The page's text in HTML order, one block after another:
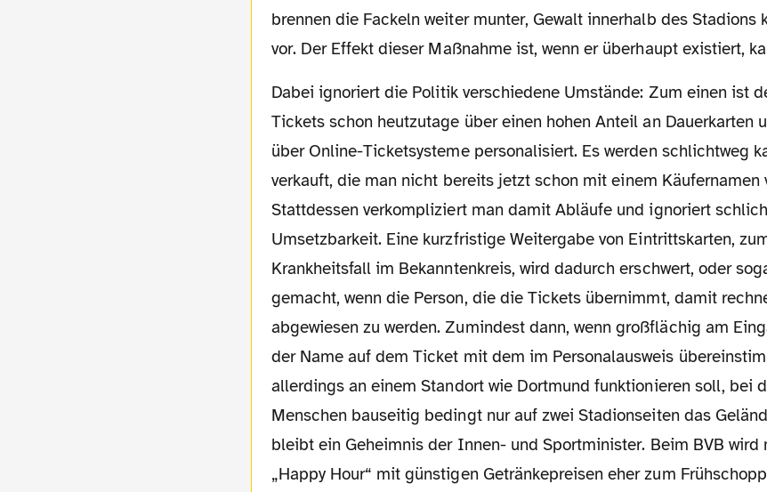
brennen die Fackeln weiter munter, Gewalt innerhalb des Stadions
vor. Der Effekt dieser Maßnahme ist, wenn er überhaupt existiert,
Dabei ignoriert die Politik verschiedene Umstände: Zum einen ist der Großteil der
Tickets schon heutzutage über einen hohen Anteil an Dauerkarten
über Online-Ticketsysteme personalisiert. Es werden schlichtweg
verkauft, die man nicht bereits jetzt schon mit einem Käufernamen
Stattdessen verkompliziert man damit Abläufe und ignoriert
Umsetzbarkeit. Eine kurzfristige Weitergabe von Eintrittskarten,
Krankheitsfall im Bekanntenkreis, wird dadurch erschwert, oder
gemacht, wenn die Person, die die Tickets übernimmt, damit
abgewiesen zu werden. Zumindest dann, wenn großflächig am
der Name auf dem Ticket mit dem im Personalausweis
allerdings an einem Standort wie Dortmund funktionieren soll, bei
Menschen bauseitig bedingt nur auf zwei Stadionseiten das
bleibt ein Geheimnis der Innen- und Sportminister. Beim BVB wird
„Happy Hour“ mit günstigen Getränkepreisen eher zum